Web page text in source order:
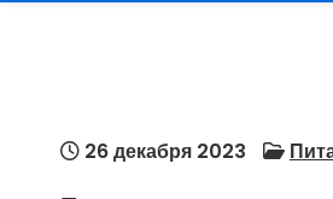
26 декабря 2023